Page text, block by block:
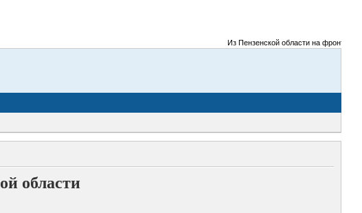
Из Пензенской области на фронты
области